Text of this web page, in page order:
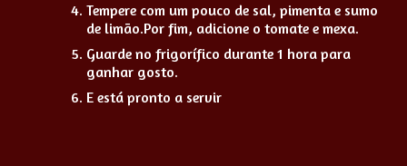
Tempere com um pouco de sal, pimenta e sumo
de limão.Por fim, adicione o tomate e mexa.
Guarde no frigorífico durante 1 hora para
ganhar gosto.
E está pronto a servir